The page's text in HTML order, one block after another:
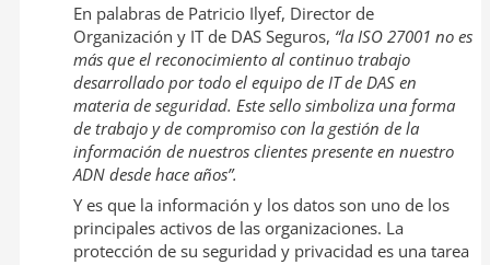
En palabras de Patricio Ilyef, Director de
Organización y IT de DAS Seguros, “la ISO 27001 no es
más que el reconocimiento al continuo trabajo
desarrollado por todo el equipo de IT de DAS en
materia de seguridad. Este sello simboliza una forma
de trabajo y de compromiso con la gestión de la
información de nuestros clientes presente en nuestro
ADN desde hace años”.
Y es que la información y los datos son uno de los
principales activos de las organizaciones. La
protección de su seguridad y privacidad es una tarea